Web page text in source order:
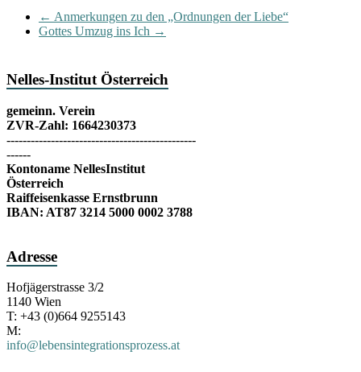
← Anmerkungen zu den „Ordnungen der Liebe“
Gottes Umzug ins Ich →
Nelles-Institut Österreich
gemeinn. Verein
ZVR-Zahl: 1664230373
-----------------------------------------------
------
Kontoname NellesInstitut
Österreich
Raiffeisenkasse Ernstbrunn
IBAN: AT87 3214 5000 0002 3788
Adresse
Hofjägerstrasse 3/2
1140 Wien
T: +43 (0)664 9255143
M:
info@lebensintegrationsprozess.at